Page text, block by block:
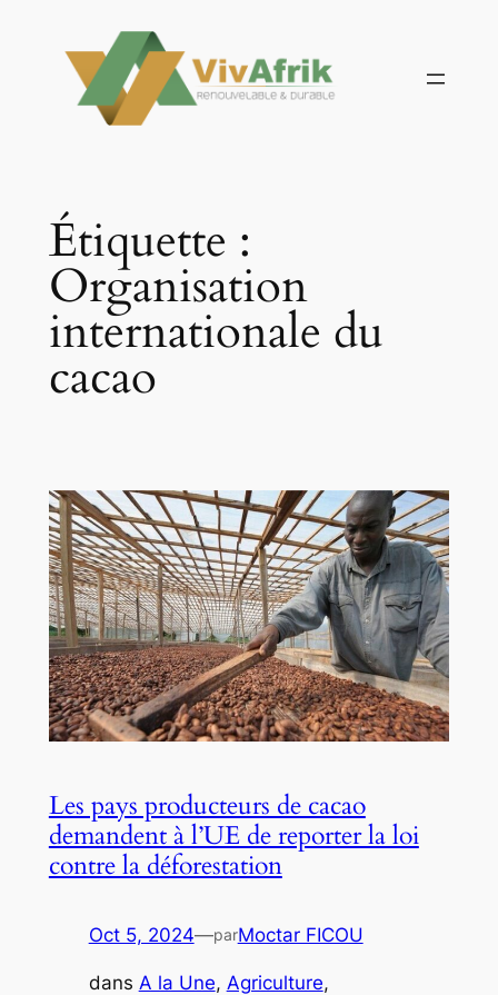
contenu
Étiquette :
Organisation
internationale du
cacao
Les pays producteurs de cacao
demandent à l’UE de reporter la loi
contre la déforestation
Oct 5, 2024—parMoctar FICOU
dans A la Une, Agriculture